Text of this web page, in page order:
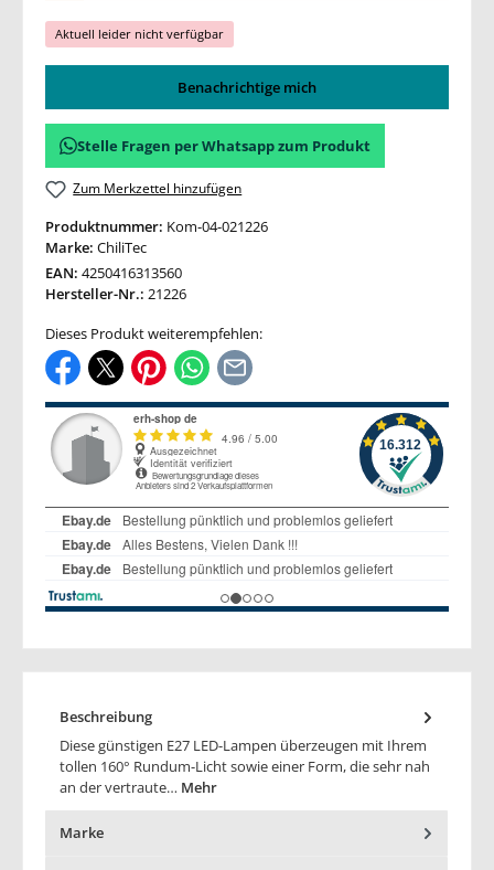
Aktuell leider nicht verfügbar
Benachrichtige mich
Stelle Fragen per Whatsapp zum Produkt
Zum Merkzettel hinzufügen
Produktnummer: Kom-04-021226
Marke: ChiliTec
EAN: 4250416313560
Hersteller-Nr.: 21226
Dieses Produkt weiterempfehlen:
Beschreibung
Diese günstigen E27 LED-Lampen überzeugen mit Ihrem
tollen 160° Rundum-Licht sowie einer Form, die sehr nah
an der vertraute… Mehr
Marke